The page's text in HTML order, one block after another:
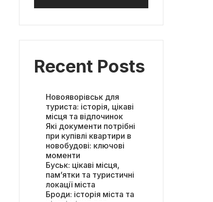
Recent Posts
Новояворівськ для
туриста: історія, цікаві
місця та відпочинок
Які документи потрібні
при купівлі квартири в
новобудові: ключові
моменти
Буськ: цікаві місця,
пам’ятки та туристичні
локації міста
Броди: історія міста та